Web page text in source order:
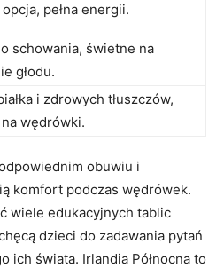
pełna energii.
schowania, świetne na
głodu.
i zdrowych tłuszczów,
wędrówki.
obuwiu i
komfort podczas wędrówek.
wiele edukacyjnych tablic
dzieci do zadawania pytań
ich świata. Irlandia Północna to